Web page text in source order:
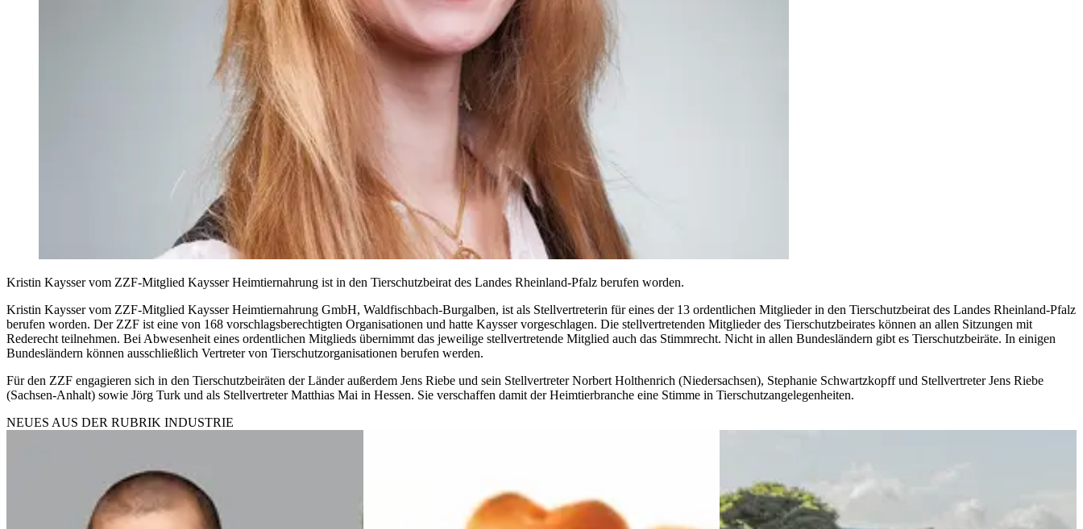
Kristin Kaysser vom ZZF-Mitglied Kaysser Heimtiernahrung ist in den Tierschutzbeirat des Landes Rheinland-Pfalz berufen worden.
Kristin Kaysser vom ZZF-Mitglied Kaysser Heimtiernahrung GmbH, Waldfischbach-Burgalben, ist als Stellvertreterin für eines der 13 ordentlichen Mitglieder in den Tierschutzbeirat des Landes Rheinland-Pfalz
berufen worden. Der ZZF ist eine von 168 vorschlagsberechtigten Organisationen und hatte Kaysser vorgeschlagen. Die stellvertretenden Mitglieder des Tierschutzbeirates können an allen Sitzungen mit
Rederecht teilnehmen. Bei Abwesenheit eines ordentlichen Mitglieds übernimmt das jeweilige stellvertretende Mitglied auch das Stimmrecht. Nicht in allen Bundesländern gibt es Tierschutzbeiräte. In einigen
Bundesländern können ausschließlich Vertreter von Tierschutzorganisationen berufen werden.
Für den ZZF engagieren sich in den Tierschutzbeiräten der Länder außerdem Jens Riebe und sein Stellvertreter Norbert Holthenrich (Niedersachsen), Stephanie Schwartzkopff und Stellvertreter Jens Riebe
(Sachsen-Anhalt) sowie Jörg Turk und als Stellvertreter Matthias Mai in Hessen. Sie verschaffen damit der Heimtierbranche eine Stimme in Tierschutzangelegenheiten.
NEUES AUS DER RUBRIK INDUSTRIE